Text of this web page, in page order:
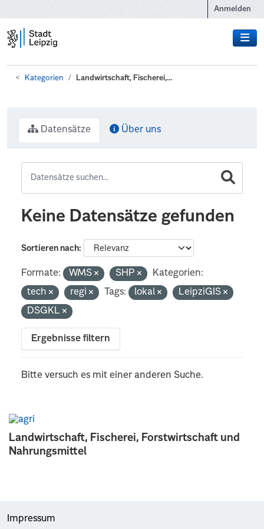
Anmelden
Kategorien Landwirtschaft, Fischerei,...
Landwirtschaft, Fischerei, Forstwirtschaft und
Nahrungsmittel
Datensätze Über uns
Keine Datensätze gefunden
Sortieren nach
Formate: WMS SHP
Kategorien:
tech
regi Tags: lokal
LeipziGIS
DSGKL
Ergebnisse filtern
Bitte versuch es mit einer anderen Suche.
Impressum